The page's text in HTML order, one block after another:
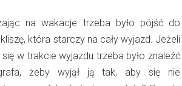
na wakacje trzeba było pójść do
która starczy na cały wyjazd. Jeżeli
się w trakcie wyjazdu trzeba było znaleźć
żeby wyjął ją tak, aby się nie